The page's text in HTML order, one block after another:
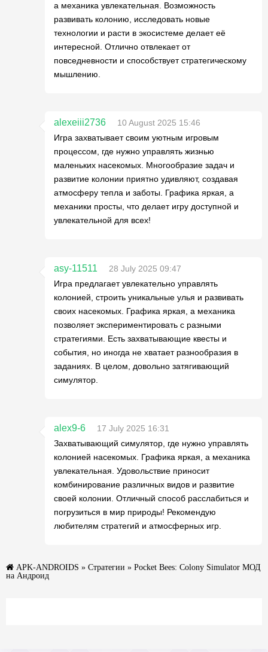
а механика увлекательная. Возможность
развивать колонию, исследовать новые
технологии и расти в экосистеме делает её
интересной. Отлично отвлекает от
повседневности и способствует стратегическому
мышлению.
alexeiii2736
10 August 2025 15:46
Игра захватывает своим уютным игровым
процессом, где нужно управлять жизнью
маленьких насекомых. Многообразие задач и
развитие колонии приятно удивляют, создавая
атмосферу тепла и заботы. Графика яркая, а
механики просты, что делает игру доступной и
увлекательной для всех!
asy-11511
28 July 2025 09:47
Игра предлагает увлекательно управлять
колонией, строить уникальные улья и развивать
своих насекомых. Графика яркая, а механика
позволяет экспериментировать с разными
стратегиями. Есть захватывающие квесты и
события, но иногда не хватает разнообразия в
заданиях. В целом, довольно затягивающий
симулятор.
alex9-6
17 July 2025 16:31
Захватывающий симулятор, где нужно управлять
колонией насекомых. Графика яркая, а механика
увлекательная. Удовольствие приносит
комбинирование различных видов и развитие
своей колонии. Отличный способ расслабиться и
погрузиться в мир природы! Рекомендую
любителям стратегий и атмосферных игр.
APK-ANDROIDS » Стратегии » Pocket Bees: Colony Simulator МОД
на Андроид